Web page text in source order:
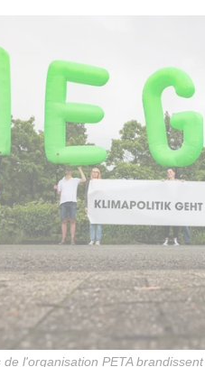
l'organisation PETA